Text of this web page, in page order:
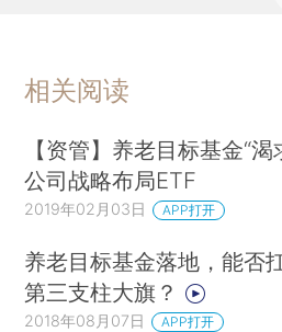
相关阅读
【资管】养老目标基金“
公司战略布局ETF
2019年02月03日 APP打开
养老目标基金落地，能否
第三支柱大旗？
2018年08月07日 APP打开